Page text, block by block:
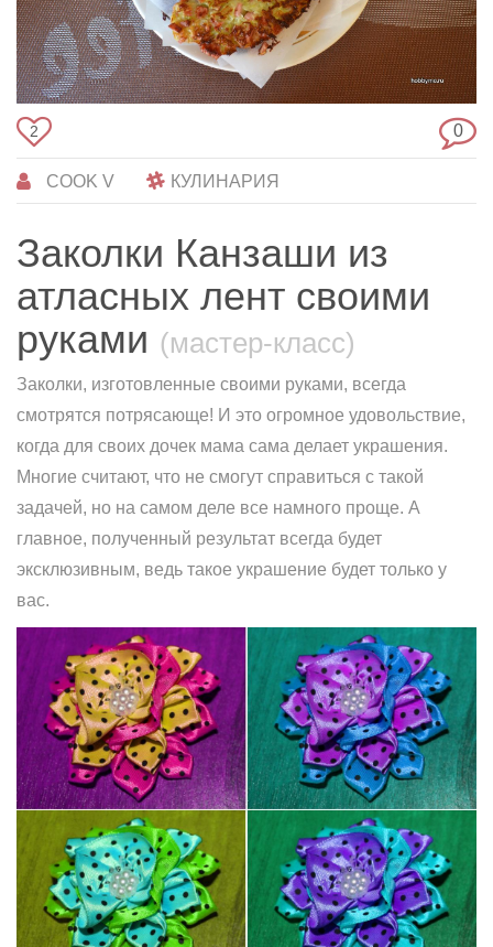
2 0
COOK V КУЛИНАРИЯ
Заколки Канзаши из
атласных лент своими
руками (мастер-класс)
Заколки, изготовленные своими руками, всегда
смотрятся потрясающе! И это огромное удовольствие,
когда для своих дочек мама сама делает украшения.
Многие считают, что не смогут справиться с такой
задачей, но на самом деле все намного проще. А
главное, полученный результат всегда будет
эксклюзивным, ведь такое украшение будет только у
вас.